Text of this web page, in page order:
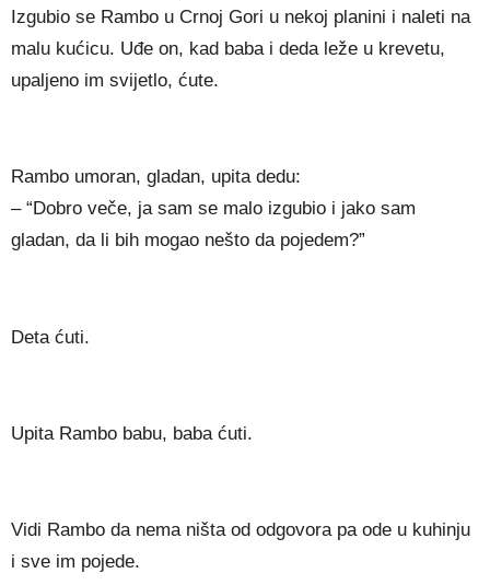
Izgubio se Rambo u Crnoj Gori u nekoj planini i naleti na
malu kućicu. Uđe on, kad baba i deda leže u krevetu,
upaljeno im svijetlo, ćute.
Rambo umoran, gladan, upita dedu:
– “Dobro veče, ja sam se malo izgubio i jako sam
gladan, da li bih mogao nešto da pojedem?”
Deta ćuti.
Upita Rambo babu, baba ćuti.
Vidi Rambo da nema ništa od odgovora pa ode u kuhinju
i sve im pojede.